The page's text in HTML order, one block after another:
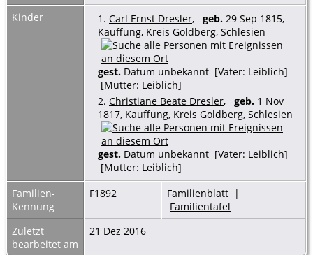
Kinder
1. Carl Ernst Dresler, geb. 29 Sep 1815,
Kauffung, Kreis Goldberg, Schlesien
gest. Datum unbekannt [Vater: Leiblich]
[Mutter: Leiblich]
2. Christiane Beate Dresler, geb. 1 Nov
1817, Kauffung, Kreis Goldberg, Schlesien
gest. Datum unbekannt [Vater: Leiblich]
[Mutter: Leiblich]
Familien-
Kennung
F1892 Familienblatt |
Familientafel
Zuletzt
bearbeitet am
21 Dez 2016